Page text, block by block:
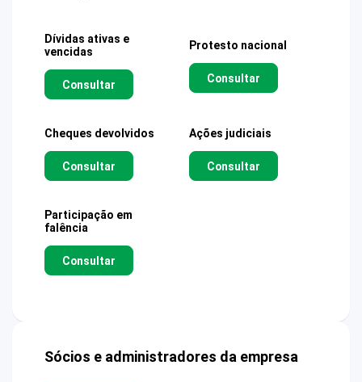
Dívidas ativas e
vencidas
Consultar
Protesto nacional
Consultar
Cheques devolvidos
Consultar
Ações judiciais
Consultar
Participação em
falência
Consultar
Sócios e administradores da empresa